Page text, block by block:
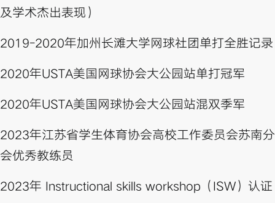
及学术杰出表现）
2019-2020年加州长滩大学网球社团单打全胜记录
2020年USTA美国网球协会大公园站单打冠军
2020年USTA美国网球协会大公园站混双季军
2023年江苏省学生体育协会高校工作委员会苏南分
会优秀教练员
2023年 Instructional skills workshop（ISW）认证